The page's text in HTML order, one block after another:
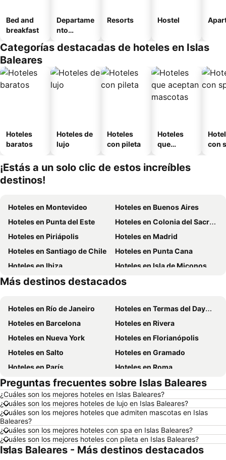
Bed and
breakfast
Departame
nto
Resorts Hostel
Categorías destacadas de hoteles en Islas
Baleares
Hoteles
baratos
Hoteles de
lujo
Hoteles
con pileta
Hoteles
que
mascotas
con
¡Estás a un solo clic de estos increíbles
destinos!
Hoteles en Montevideo
Hoteles en Buenos Aires
Hoteles en Punta del Este
Hoteles en Colonia del Sacramento
Hoteles en Piriápolis
Hoteles en Madrid
Hoteles en Santiago de Chile
Hoteles en Punta Cana
Hoteles en Ibiza
Hoteles en Isla de Miconos
Hoteles en Brasil
Hoteles en Maldonado
Más destinos destacados
Hoteles en Río de Janeiro
Hoteles en Termas del Dayman
Hoteles en Barcelona
Hoteles en Rivera
Hoteles en Nueva York
Hoteles en Florianópolis
Hoteles en Salto
Hoteles en Gramado
Hoteles en París
Hoteles en Roma
Hoteles en Paysandú
Hoteles en San Carlos de Bariloche
Hoteles en Chuy
Hoteles en Maceió
Hoteles en Conil de la Frontera
Hoteles en Ámsterdam
Hoteles en Foz de Iguazú
Hoteles en Maragogi
Hoteles en Punta del Diablo
Hoteles en Nueva York
Hoteles en Aruba
Hoteles en Uruguay
Preguntas frecuentes sobre Islas Baleares
¿Cuáles son los mejores hoteles en Islas Baleares?
¿Cuáles son los mejores hoteles de lujo en Islas Baleares?
¿Cuáles son los mejores hoteles que admiten mascotas en Islas
Baleares?
¿Cuáles son los mejores hoteles con spa en Islas Baleares?
¿Cuáles son los mejores hoteles con pileta en Islas Baleares?
Islas Baleares - Más destinos destacados